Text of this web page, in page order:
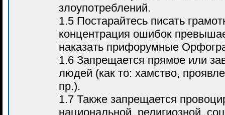
злоупотреблений.
1.5 Постарайтесь писать
концентрация ошибок
наказать прифорумные
1.6 Запрещается прямое или
людей (как то: хамство,
пр.).
1.7 Также запрещается
национальной, религиозной,